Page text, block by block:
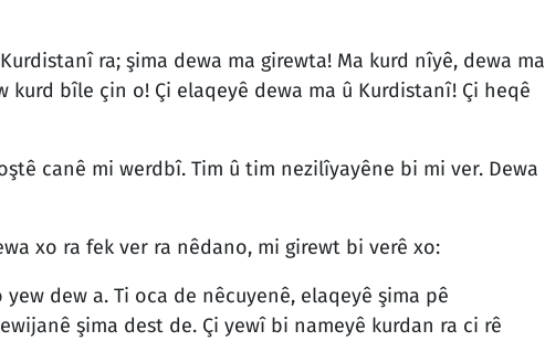
ra; şima dewa ma girewta! Ma kurd nîyê, dewa ma
kurd bîle çin o! Çi elaqeyê dewa ma û Kurdistanî! Çi heqê
canê mi werdbî. Tim û tim nezilîyayêne bi mi ver. Dewa
xo ra fek ver ra nêdano, mi girewt bi verê xo:
dew a. Ti oca de nêcuyenê, elaqeyê şima pê
şima dest de. Çi yewî bi nameyê kurdan ra ci rê